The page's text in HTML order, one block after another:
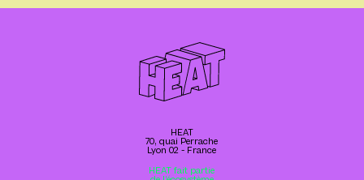
HEAT
70, quai Perrache
Lyon 02 - France
HEAT fait partie